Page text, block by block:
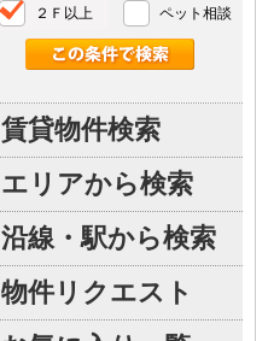
２Ｆ以上 ペット相談
賃貸物件検索
エリアから検索
沿線・駅から検索
物件リクエスト